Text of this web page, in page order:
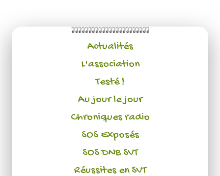
Actualités
L'association
Testé !
Au jour le jour
Chroniques radio
SOS Exposés
SOS DNB SVT
Réussites en SVT